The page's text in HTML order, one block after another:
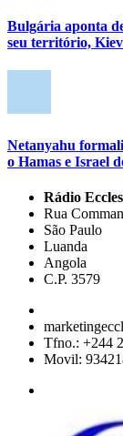
Bulgária aponta
seu território,
Netanyahu
o Hamas e Israel
Rádio
Rua
São Paulo
Luanda
Angola
C.P. 3579
Tfno.: +244
Movil: